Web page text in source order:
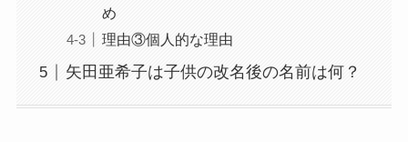
め
理由③個人的な理由
矢田亜希子は子供の改名後の名前は何？